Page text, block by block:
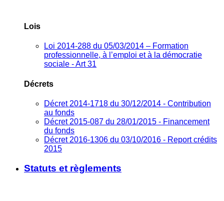
Lois
Loi 2014-288 du 05/03/2014 – Formation
professionnelle, à l’emploi et à la démocratie
sociale - Art 31
Décrets
Décret 2014-1718 du 30/12/2014 - Contribution
au fonds
Décret 2015-087 du 28/01/2015 - Financement
du fonds
Décret 2016-1306 du 03/10/2016 - Report crédits
2015
Statuts et règlements